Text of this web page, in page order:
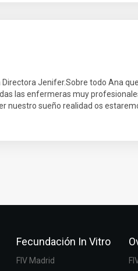
Jenifer.Sobre todo Ana
las enfermeras muy
nuestro sueño realidad os
Fecundación In Vitro
FIV Madrid